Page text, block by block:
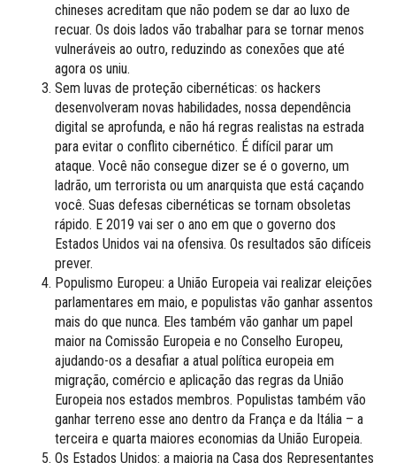
chineses acreditam que não podem se dar ao luxo de
recuar. Os dois lados vão trabalhar para se tornar menos
vulneráveis ao outro, reduzindo as conexões que até
agora os uniu.
Sem luvas de proteção cibernéticas: os hackers
desenvolveram novas habilidades, nossa dependência
digital se aprofunda, e não há regras realistas na estrada
para evitar o conflito cibernético. É difícil parar um
ataque. Você não consegue dizer se é o governo, um
ladrão, um terrorista ou um anarquista que está caçando
você. Suas defesas cibernéticas se tornam obsoletas
rápido. E 2019 vai ser o ano em que o governo dos
Estados Unidos vai na ofensiva. Os resultados são difíceis
prever.
Populismo Europeu: a União Europeia vai realizar eleições
parlamentares em maio, e populistas vão ganhar assentos
mais do que nunca. Eles também vão ganhar um papel
maior na Comissão Europeia e no Conselho Europeu,
ajudando-os a desafiar a atual política europeia em
migração, comércio e aplicação das regras da União
Europeia nos estados membros. Populistas também vão
ganhar terreno esse ano dentro da França e da Itália – a
terceira e quarta maiores economias da União Europeia.
Os Estados Unidos: a maioria na Casa dos Representantes